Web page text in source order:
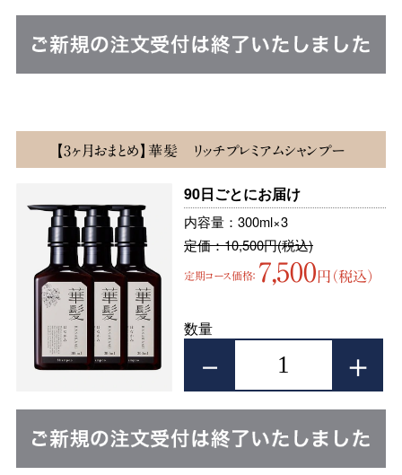
【3ヶ月おまとめ】華髪 リッチプレミアムシャンプー
90日ごとにお届け
内容量：300ml×3
定価：10,500円(税込)
定期コース価格： 7,500 円（税込）
数量